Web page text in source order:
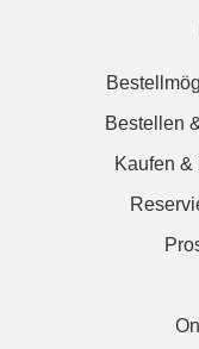
Bestellen
Kaufen &